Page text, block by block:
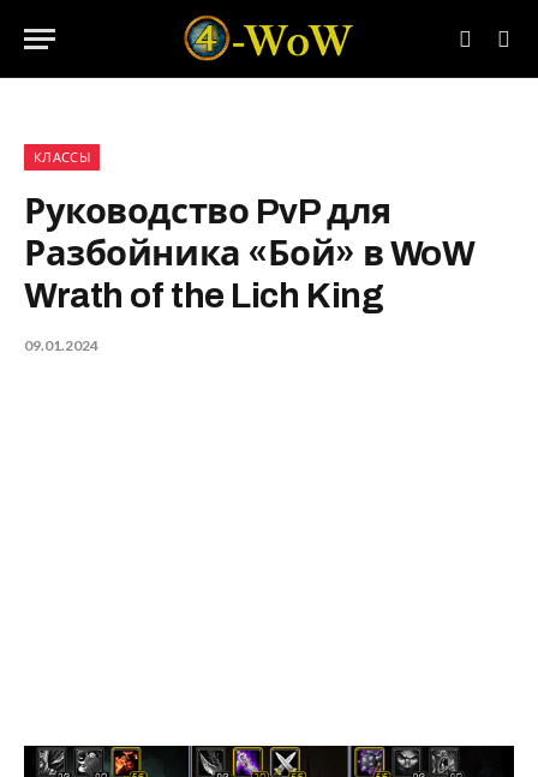
КЛАССЫ
Руководство PvP для
Разбойника «Бой» в WoW
Wrath of the Lich King
09.01.2024